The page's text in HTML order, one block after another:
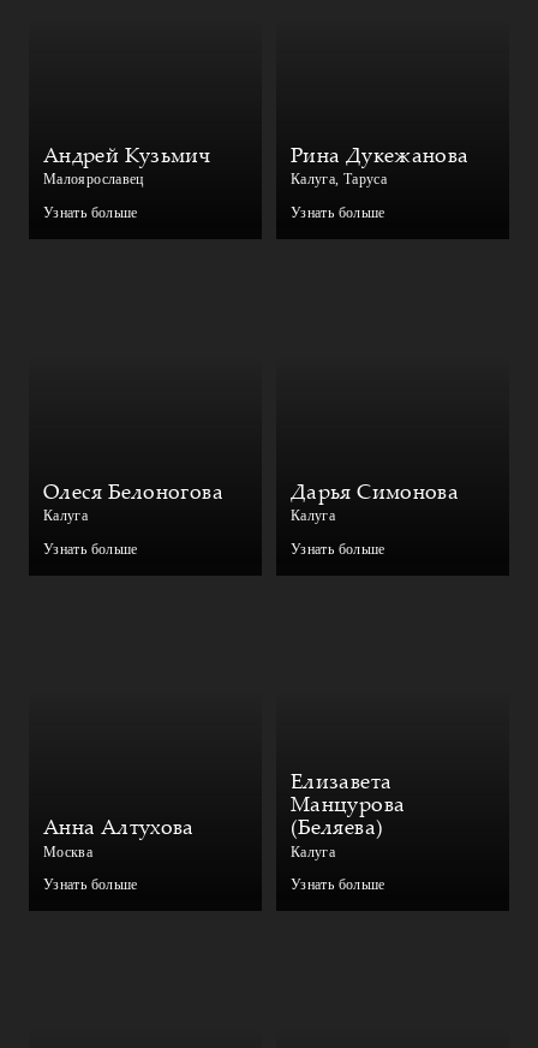
Андрей Кузьмич
Малоярославец
Узнать больше
Рина Дукежанова
Калуга, Таруса
Узнать больше
Олеся Белоногова
Калуга
Узнать больше
Дарья Симонова
Калуга
Узнать больше
Анна Алтухова
Москва
Узнать больше
Елизавета
Манцурова
(Беляева)
Калуга
Узнать больше